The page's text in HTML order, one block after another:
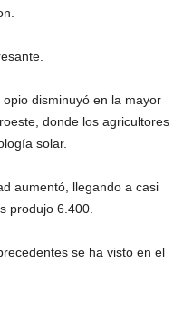
disminuyó en la mayor
donde los agricultores
solar.
aumentó, llegando a casi
produjo 6.400.
se ha visto en el